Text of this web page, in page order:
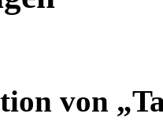
von